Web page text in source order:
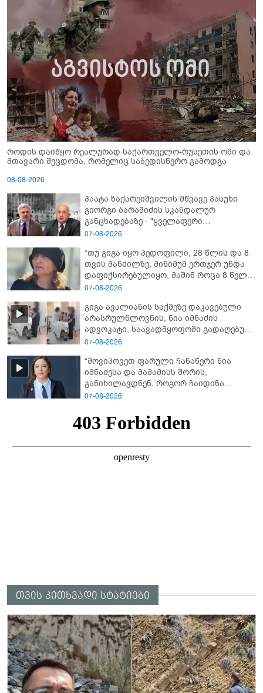
როდის დაიწყო რეალურად საქართველო-რუსეთის ომი და
მთავარი შეცდომა, რომელიც საბედისწერო გამოდგა
08-08-2026
პაატა ზაქარეიშვილის მწვავე პასუხი
გიორგი ბარამიძის სკანდალურ
განცხადებაზე - "ყველაფერი
დეტალურად ვიცი... კამანში მოკლული
ბარამიძე კი ტყუის"
07-08-2026
“თუ გიგა იყო პედოფილი, 28 წლის და 8
თვის მანძილზე, მინიმუმ ერთჯერ უნდა
დაფიქსირებულიყო, მაშინ როცა 8 წელი
ამზადებდა მოსწავლეებს! - იპოვონ ერთი
ავიწროებდა” - ეკა კუპატაძე
07-08-2026
გიგა ავალიანის საქმეზე დაკავებული
არასრულწლოვნის, ნია იმნაძის
ადვოკატი, საავადმყოფოში გადაღებულ
კადრებს ავრცელებს
07-08-2026
“მოვიპოვეთ ფარული ჩანაწერი ნია
იმნაძესა და მამამისს შორის,
განიხილავდნენ, როგორ ჩაიდინა
გაბაშვილმა დანაშაული” - რას ამბობს
07-08-2026
თვის კითხვადი სტატიები